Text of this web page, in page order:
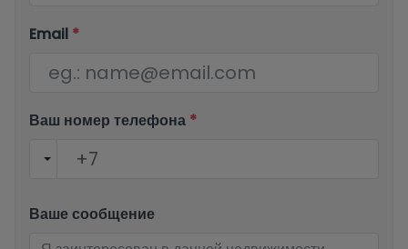
Email *
Ваш номер телефона *
Ваше сообщение